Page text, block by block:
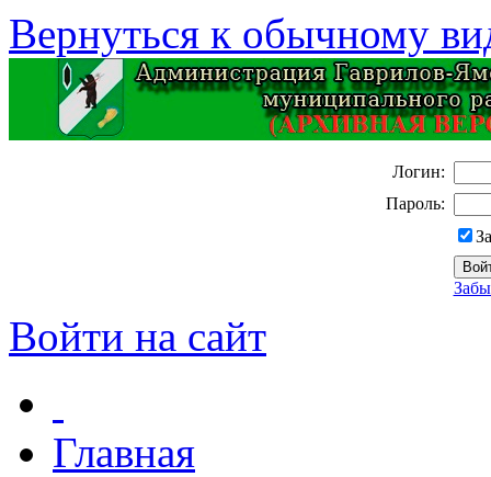
Вернуться к обычному
Логин:
Пароль:
Войти на сайт
Главная